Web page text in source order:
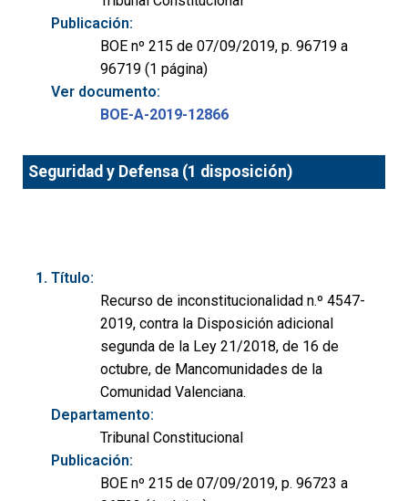
Publicación:
BOE nº 215 de 07/09/2019, p. 96719 a
96719 (1 página)
Ver documento:
BOE-A-2019-12866
Seguridad y Defensa (1 disposición)
Título:
Recurso de inconstitucionalidad n.º 4547-
2019, contra la Disposición adicional
segunda de la Ley 21/2018, de 16 de
octubre, de Mancomunidades de la
Comunidad Valenciana.
Departamento:
Tribunal Constitucional
Publicación:
BOE nº 215 de 07/09/2019, p. 96723 a